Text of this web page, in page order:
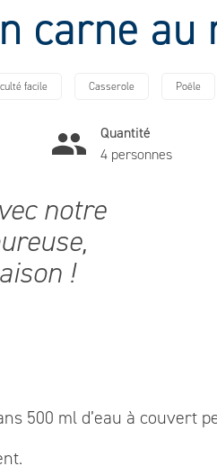
carne
facile Casserole Poêle
Quantité
4 personnes
notre
!
500 ml d’eau à couvert